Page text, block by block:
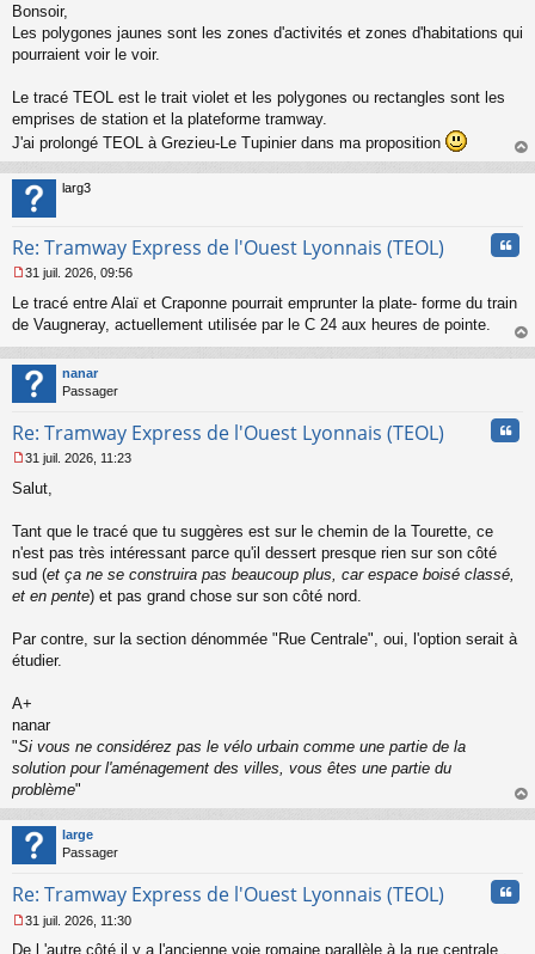
e
s
e
n
o
l
u
Bonsoir,
Les polygones jaunes sont les zones d'activités et zones d'habitations qui
pourraient voir le voir.
Le tracé TEOL est le trait violet et les polygones ou rectangles sont les
emprises de station et la plateforme tramway.
J'ai prolongé TEOL à Grezieu-Le Tupinier dans ma proposition
au
larg3
Re: Tramway Express de l'Ouest Lyonnais (TEOL)
e
s
a
g
e
o
l
u
31 juil. 2026, 09:56
Le tracé entre Alaï et Craponne pourrait emprunter la plate- forme du train
de Vaugneray, actuellement utilisée par le C 24 aux heures de pointe.
au
nanar
Passager
Re: Tramway Express de l'Ouest Lyonnais (TEOL)
e
s
g
e
n
n
u
31 juil. 2026, 11:23
Salut,
Tant que le tracé que tu suggères est sur le chemin de la Tourette, ce
n'est pas très intéressant parce qu'il dessert presque rien sur son côté
sud (et ça ne se construira pas beaucoup plus, car espace boisé classé,
et en pente) et pas grand chose sur son côté nord.
Par contre, sur la section dénommée "Rue Centrale", oui, l'option serait à
étudier.
A+
nanar
"Si vous ne considérez pas le vélo urbain comme une partie de la
solution pour l'aménagement des villes, vous êtes une partie du
problème"
au
large
Passager
Re: Tramway Express de l'Ouest Lyonnais (TEOL)
e
31 juil. 2026, 11:30
De l 'autre côté il y a l'ancienne voie romaine parallèle à la rue centrale .